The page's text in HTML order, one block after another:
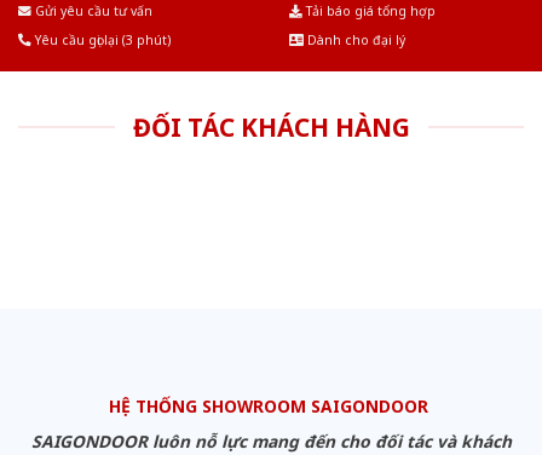
Gửi yêu cầu tư vấn
Tải báo giá tổng hợp
Yêu cầu gọi lại (3 phút)
Dành cho đại lý
ĐỐI TÁC KHÁCH HÀNG
HỆ THỐNG SHOWROOM SAIGONDOOR
SAIGONDOOR luôn nỗ lực mang đến cho đối tác và khách